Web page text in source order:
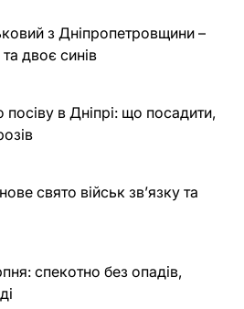
з Дніпропетровщини –
двоє синів
в Дніпрі: що посадити,
свято військ зв’язку та
спекотно без опадів,